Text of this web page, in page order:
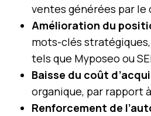
ventes générées par le
Amélioration du
mots-clés
tels que Myposeo ou
Baisse du coût
organique, par rapport
Renforcement de